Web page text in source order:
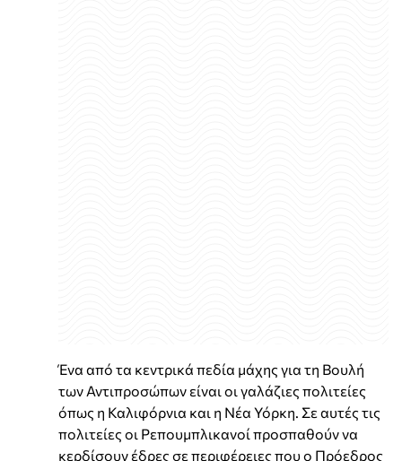
Ένα από τα κεντρικά πεδία μάχης για τη Βουλή
των Αντιπροσώπων είναι οι γαλάζιες πολιτείες
όπως η Καλιφόρνια και η Νέα Υόρκη. Σε αυτές τις
πολιτείες οι Ρεπουμπλικανοί προσπαθούν να
κερδίσουν έδρες σε περιφέρειες που ο Πρόεδρος